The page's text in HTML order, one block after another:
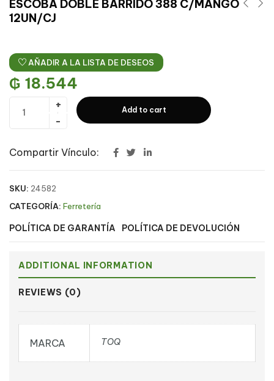
ESCOBA DOBLE BARRIDO 388 C/MANGO
12UN/CJ
AÑADIR A LA LISTA DE DESEOS
₲ 18.544
Add to cart
Compartir Vínculo:
SKU: 24582
CATEGORÍA: Ferretería
POLÍTICA DE GARANTÍA POLÍTICA DE DEVOLUCIÓN
ADDITIONAL INFORMATION
REVIEWS (0)
MARCA TOQ